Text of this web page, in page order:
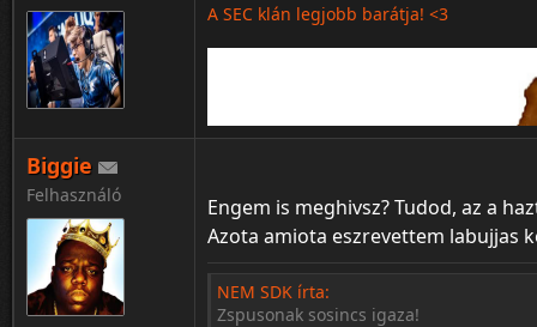
A SEC klán legjobb barátja! <3
Biggie
Felhasználó
Engem is meghivsz? Tudod, az a
Azota amiota eszrevettem labujjas
NEM SDK írta:
Zspusonak sosincs igaza!